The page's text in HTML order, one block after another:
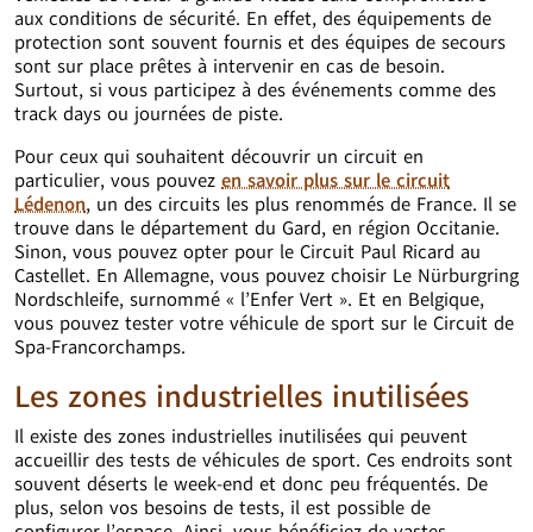
aux conditions de sécurité. En effet, des équipements de
protection sont souvent fournis et des équipes de secours
sont sur place prêtes à intervenir en cas de besoin.
Surtout, si vous participez à des événements comme des
track days ou journées de piste.
Pour ceux qui souhaitent découvrir un circuit en
particulier, vous pouvez en savoir plus sur le circuit
Lédenon, un des circuits les plus renommés de France. Il se
trouve dans le département du Gard, en région Occitanie.
Sinon, vous pouvez opter pour le Circuit Paul Ricard au
Castellet. En Allemagne, vous pouvez choisir Le Nürburgring
Nordschleife, surnommé « l’Enfer Vert ». Et en Belgique,
vous pouvez tester votre véhicule de sport sur le Circuit de
Spa-Francorchamps.
Les zones industrielles inutilisées
Il existe des zones industrielles inutilisées qui peuvent
accueillir des tests de véhicules de sport. Ces endroits sont
souvent déserts le week-end et donc peu fréquentés. De
plus, selon vos besoins de tests, il est possible de